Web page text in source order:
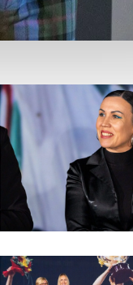
DSC09785-
7-
scaled
DSC05753-